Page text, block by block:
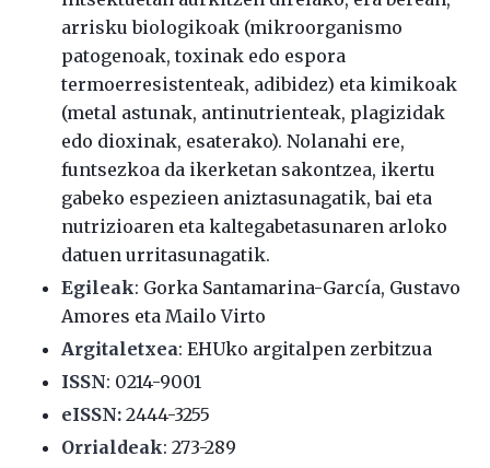
arrisku biologikoak (mikroorganismo
patogenoak, toxinak edo espora
termoerresistenteak, adibidez) eta kimikoak
(metal astunak, antinutrienteak, plagizidak
edo dioxinak, esaterako). Nolanahi ere,
funtsezkoa da ikerketan sakontzea, ikertu
gabeko espezieen aniztasunagatik, bai eta
nutrizioaren eta kaltegabetasunaren arloko
datuen urritasunagatik.
Egileak: Gorka Santamarina-García, Gustavo
Amores eta Mailo Virto
Argitaletxea: EHUko argitalpen zerbitzua
ISSN: 0214-9001
eISSN: 2444-3255
Orrialdeak: 273-289